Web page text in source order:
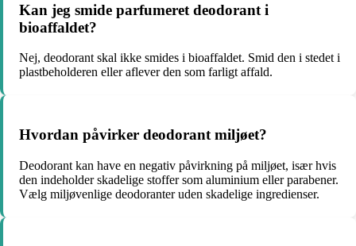
Kan jeg smide parfumeret deodorant i
bioaffaldet?
Nej, deodorant skal ikke smides i bioaffaldet. Smid den i stedet i
plastbeholderen eller aflever den som farligt affald.
Hvordan påvirker deodorant miljøet?
Deodorant kan have en negativ påvirkning på miljøet, især hvis
den indeholder skadelige stoffer som aluminium eller parabener.
Vælg miljøvenlige deodoranter uden skadelige ingredienser.